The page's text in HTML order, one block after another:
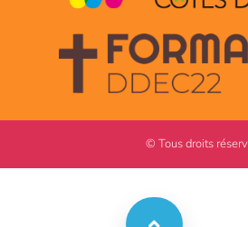
© Tous droits